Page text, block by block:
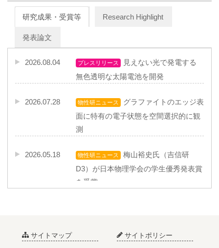
研究成果・受賞等 Research Highlight
発表論文
2026.08.04 プレスリリース
見えない光で発電する
無色透明な太陽電池を開発
2026.07.28 物性研ニュース
グラファイトのエッジ表
面に特有の電子状態を空間選択的に観
測
2026.05.18 物性研ニュース
梅山裕史氏（吉信研
D3）が日本物理学会の学生優秀発表賞
を受賞
水素化過程を雰囲気光電子
サイトマップ サイトポリシー